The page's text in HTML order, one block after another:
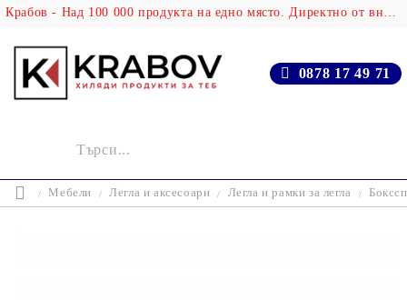
Крабов - Над 100 000 продукта на едно място. Директно от вносителя!
0878 17 49 71
Мебели Легла и аксесоари Легла и рамки за легла